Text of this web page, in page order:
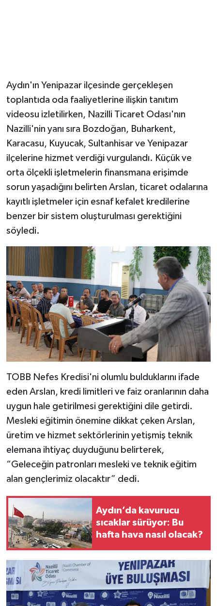
Aydın'ın Yenipazar ilçesinde gerçekleşen
toplantıda oda faaliyetlerine ilişkin tanıtım
videosu izletilirken, Nazilli Ticaret Odası'nın
Nazilli'nin yanı sıra Bozdoğan, Buharkent,
Karacasu, Kuyucak, Sultanhisar ve Yenipazar
ilçelerine hizmet verdiği vurgulandı. Küçük ve
orta ölçekli işletmelerin finansmana erişimde
sorun yaşadığını belirten Arslan, ticaret odalarına
kayıtlı işletmeler için esnaf kefalet kredilerine
benzer bir sistem oluşturulması gerektiğini
söyledi.
TOBB Nefes Kredisi'ni olumlu bulduklarını ifade
eden Arslan, kredi limitleri ve faiz oranlarının daha
uygun hale getirilmesi gerektiğini dile getirdi.
Mesleki eğitimin önemine dikkat çeken Arslan,
üretim ve hizmet sektörlerinin yetişmiş teknik
elemana ihtiyaç duyduğunu belirterek,
“Geleceğin patronları mesleki ve teknik eğitim
alan gençlerimiz olacaktır” dedi.
Aydın’da kavurucu
sıcaklar sürüyor: Bu
hafta hava nasıl olacak?